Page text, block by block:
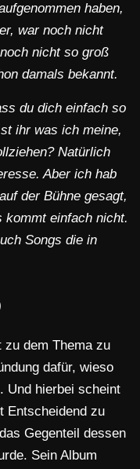
haben,
war noch nicht
nicht so groß
damals bekannt.
du dich einfach so
ihr was ich meine,
Natürlich
Aber ich hab
der Bühne gesagt,
einfach nicht.
Songs die in
zu dem Thema zu
dafür, wieso
Und hierbei scheint
Entscheidend zu
Gegenteil dessen
Sein Album